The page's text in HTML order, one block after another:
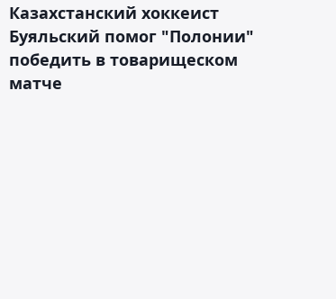
Казахстанский хоккеист
Буяльский помог "Полонии"
победить в товарищеском
матче